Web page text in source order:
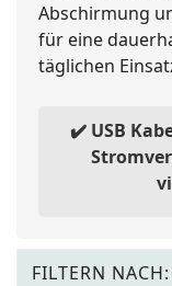
Abschirmung
für eine
täglichen
✔️ USB
FILTERN NACH: